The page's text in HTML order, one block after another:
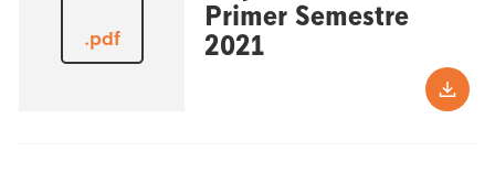
.pdf
Primer Semestre
2021